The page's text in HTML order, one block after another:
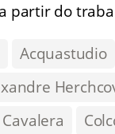
partir do
Acquastudio
Cavalera